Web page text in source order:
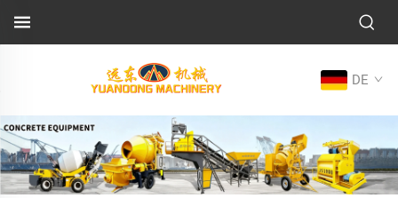
DE